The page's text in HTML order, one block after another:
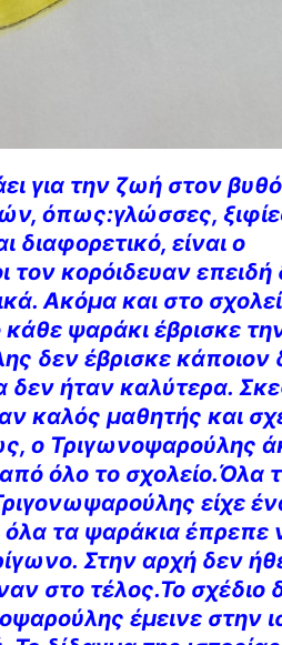
για την ζωή στον
όπως:γλώσσες,
διαφορετικό, είναι ο
κορόιδευαν επειδή
Ακόμα και στο
ψαράκι έβρισκε
δεν έβρισκε κάποιον
ήταν καλύτερα.
καλός μαθητής και
ο Τριγωνοψαρούλης
όλο το σχολείο.Όλα
είχε
τα ψαράκια έπρεπε
Στην αρχή δεν
στο τέλος.Το σχέδιο
έμεινε στην